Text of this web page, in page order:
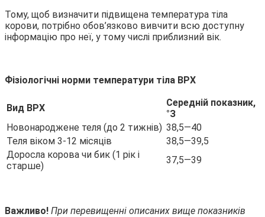
Тому, щоб визначити підвищена температура тіла
корови, потрібно обов’язково вивчити всю доступну
інформацію про неї, у тому числі приблизний вік.
Фізіологічні норми температури тіла ВРХ
Вид ВРХ
Середній показник,
°З
Новонароджене теля (до 2 тижнів) 38,5—40
Теля віком 3-12 місяців
38,5—39,5
Доросла корова чи бик (1 рік і
старше)
37,5—39
Важливо! При перевищенні описаних вище показників